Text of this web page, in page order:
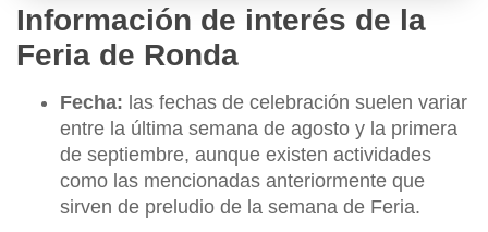
Información de interés de la
Feria de Ronda
Fecha: las fechas de celebración suelen variar
entre la última semana de agosto y la primera
de septiembre, aunque existen actividades
como las mencionadas anteriormente que
sirven de preludio de la semana de Feria.